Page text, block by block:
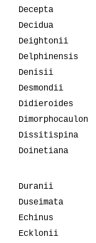
Decepta
Decidua
Deightonii
Delphinensis
Denisii
Desmondii
Didieroides
Dimorphocaulon
Dissitispina
Doinetiana
Duranii
Duseimata
Echinus
Ecklonii